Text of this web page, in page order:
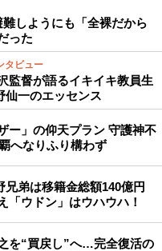
しようにも「全裸だから
った
タビュー
監督が語るイキイキ教員生
一のエッセンス
ー」の仰天プラン 守護神不
へなりふり構わず
弟は移籍金総額140億円
「ウドン」はウハウハ！
を“買戻し”へ…完全復活の